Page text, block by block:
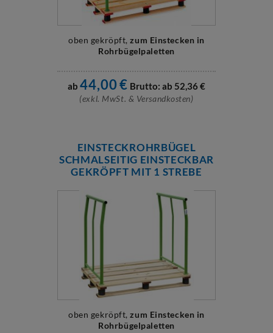
oben gekröpft,zum Einstecken in
Rohrbügelpaletten
ab 44,00€ Brutto: ab 52,36€
(exkl. MwSt. & Versandkosten)
EINSTECKROHRBÜGEL
SCHMALSEITIG EINSTECKBAR
GEKRÖPFT MIT 1 STREBE
oben gekröpft,zum Einstecken in
Rohrbügelpaletten